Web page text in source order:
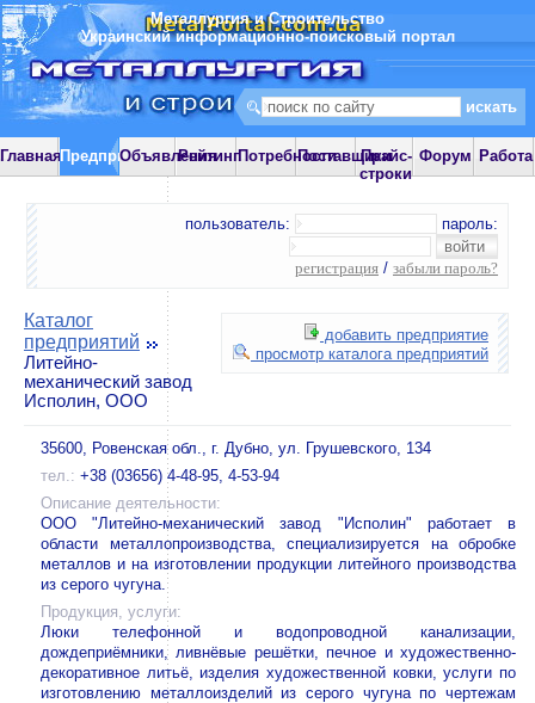
Металлургия и Строительство
Украинский информационно-поисковый портал
ГлавнаяПредприятияОбъявления
РейтингПотребностиПоставщики
Прайс-
строки
Форум Работа
пользователь: пароль:
регистрация / забыли пароль?
добавить предприятие
просмотр каталога предприятий
Каталог
предприятий
Литейно-
механический завод
Исполин, ООО
35600, Ровенская обл., г. Дубно, ул. Грушевского, 134
тел.: +38 (03656) 4-48-95, 4-53-94
Описание деятельности:
ООО "Литейно-механический завод "Исполин" работает в
области металлопроизводства, специализируется на обробке
металлов и на изготовлении продукции литейного производства
из серого чугуна.
Продукция, услуги:
Люки телефонной и водопроводной канализации,
дождеприёмники, ливнёвые решётки, печное и художественно-
декоративное литьё, изделия художественной ковки, услуги по
изготовлению металлоизделий из серого чугуна по чертежам